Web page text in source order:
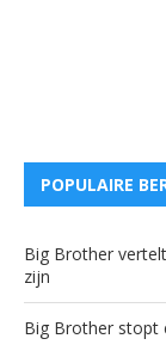
POPULAIRE
Big Brother
zijn
Big Brother stopt